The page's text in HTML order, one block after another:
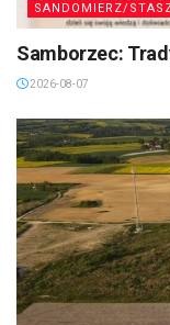
SANDOMIERZ/
Samborzec:
2026-08-07